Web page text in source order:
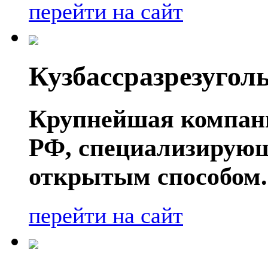
перейти на сайт
Крупнейшая
РФ,
открытым способом.
перейти на сайт